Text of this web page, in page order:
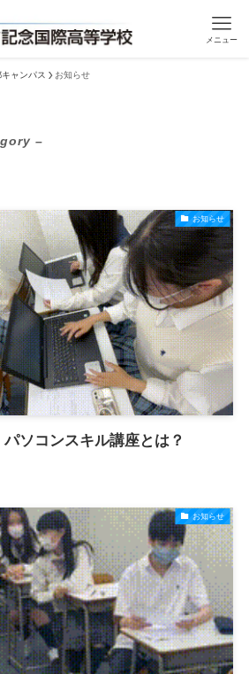
メニュー
ャンパス お知らせ
–
お知らせ
ソコンスキル講座とは？
お知らせ